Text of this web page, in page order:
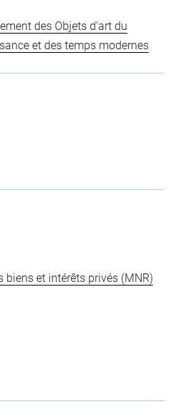
des Objets d'art du
et des temps modernes
et intérêts privés (MNR)